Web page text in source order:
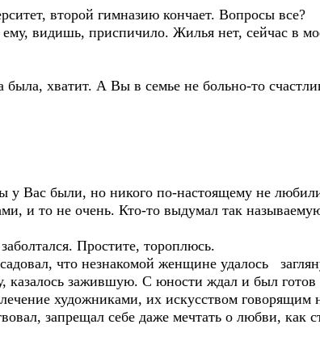
второй гимназию кончает. Вопросы все?
видишь, приспичило. Жилья нет, сейчас в
хватит. А Вы в семье не больно-то
Вас были, но никого по-настоящему не
и то не очень. Кто-то выдумал так
Простите, тороплюсь.
что незнакомой женщине удалось
казалось зажившую. С юности ждал и был
художниками, их искусством говорящим
запрещал себе даже мечтать о любви, как